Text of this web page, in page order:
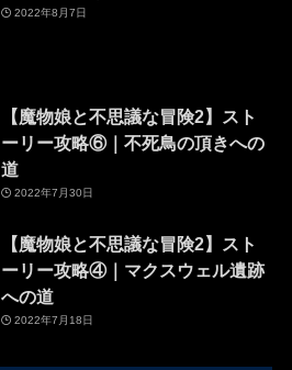
2022年8月7日
【魔物娘と不思議な冒険2】スト
ーリー攻略⑥｜不死鳥の頂きへの
道
2022年7月30日
【魔物娘と不思議な冒険2】スト
ーリー攻略④｜マクスウェル遺跡
への道
2022年7月18日